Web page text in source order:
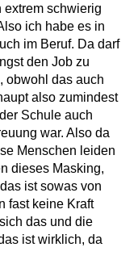
extrem schwierig
ich habe es in
im Beruf. Da darf
den Job zu
obwohl das auch
also zumindest
Schule auch
war. Also da
Menschen leiden
dieses Masking,
ist sowas von
fast keine Kraft
das und die
ist wirklich, da